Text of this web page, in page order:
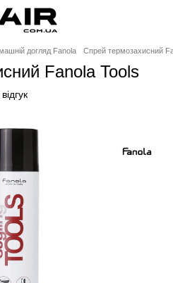
догляд Fanola Спрей термозахисний
Fanola Tools